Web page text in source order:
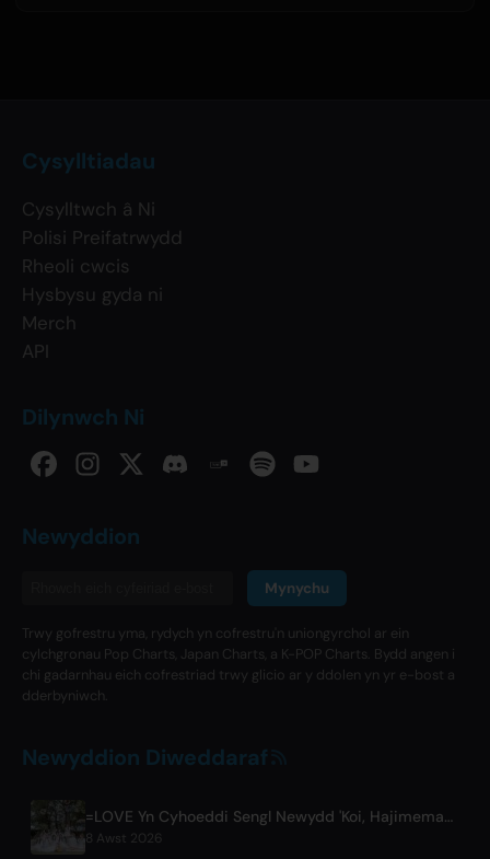
Cysylltiadau
Cysylltwch â Ni
Polisi Preifatrwydd
Rheoli cwcis
Hysbysu gyda ni
Merch
API
Dilynwch Ni
Newyddion
Mynychu
Trwy gofrestru yma, rydych yn cofrestru'n uniongyrchol ar ein
cylchgronau Pop Charts, Japan Charts, a K-POP Charts. Bydd angen i
chi gadarnhau eich cofrestriad trwy glicio ar y ddolen yn yr e-bost a
dderbyniwch.
Newyddion Diweddaraf
=LOVE Yn Cyhoeddi Sengl Newydd 'Koi, Hajimemashita.' a Choncerts yn Tokyo Dome
8 Awst 2026